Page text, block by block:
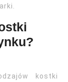
kostki